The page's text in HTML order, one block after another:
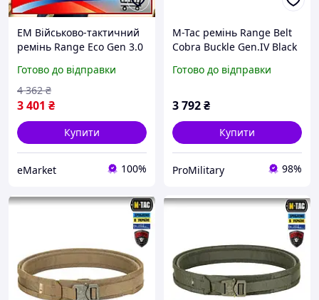
EM Військово-тактичний
ремінь Range Eco Gen 3.0
Композитний Пластик для
стріл MAR_K
Готово до відправки
3 401 ₴
4 362 ₴
Купити
eMarket 100%
M-Tac ремінь Range Belt
Cobra Buckle Gen.IV Black
Готово до відправки
3 792₴
Купити
ProMilitary 98%